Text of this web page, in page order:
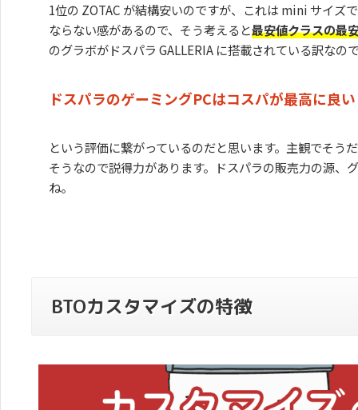
1位の ZOTAC が結構安いのですが、これは mini サイズ
ならない感があるので、そう考えると最安値クラスの最
のグラボがドスパラ GALLERIA に搭載されている訳なの
ドスパラのゲーミングPCはコスパが最高に良い
という評価に繋がっているのだと思います。主観でそう
そうなので説得力があります。ドスパラの販売力の源、
ね。
BTOカスタマイズの特徴